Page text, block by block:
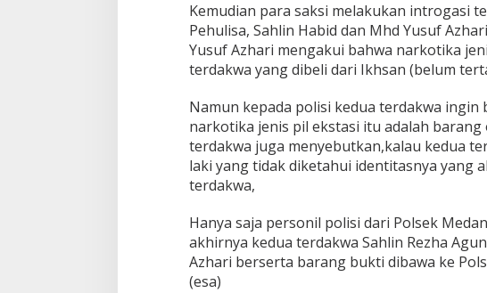
Kemudian para saksi melakukan introgasi
Pehulisa, Sahlin Habid dan Mhd Yusuf
Yusuf Azhari mengakui bahwa narkotika
terdakwa yang dibeli dari Ikhsan (belum
Namun kepada polisi kedua terdakwa
narkotika jenis pil ekstasi itu adalah
terdakwa juga menyebutkan,kalau kedua
laki yang tidak diketahui identitasnya yang
terdakwa,
Hanya saja personil polisi dari Polsek
akhirnya kedua terdakwa Sahlin Rezha
Azhari berserta barang bukti dibawa ke
(esa)